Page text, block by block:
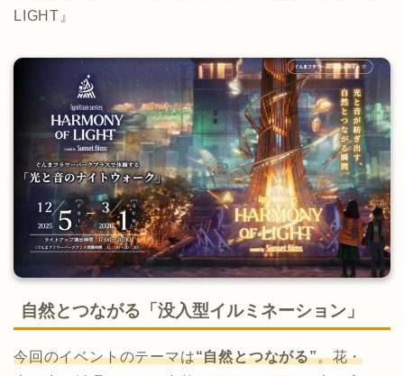
LIGHT』
自然とつながる「没入型イルミネーション」
今回のイベントのテーマは“自然とつながる”。花・